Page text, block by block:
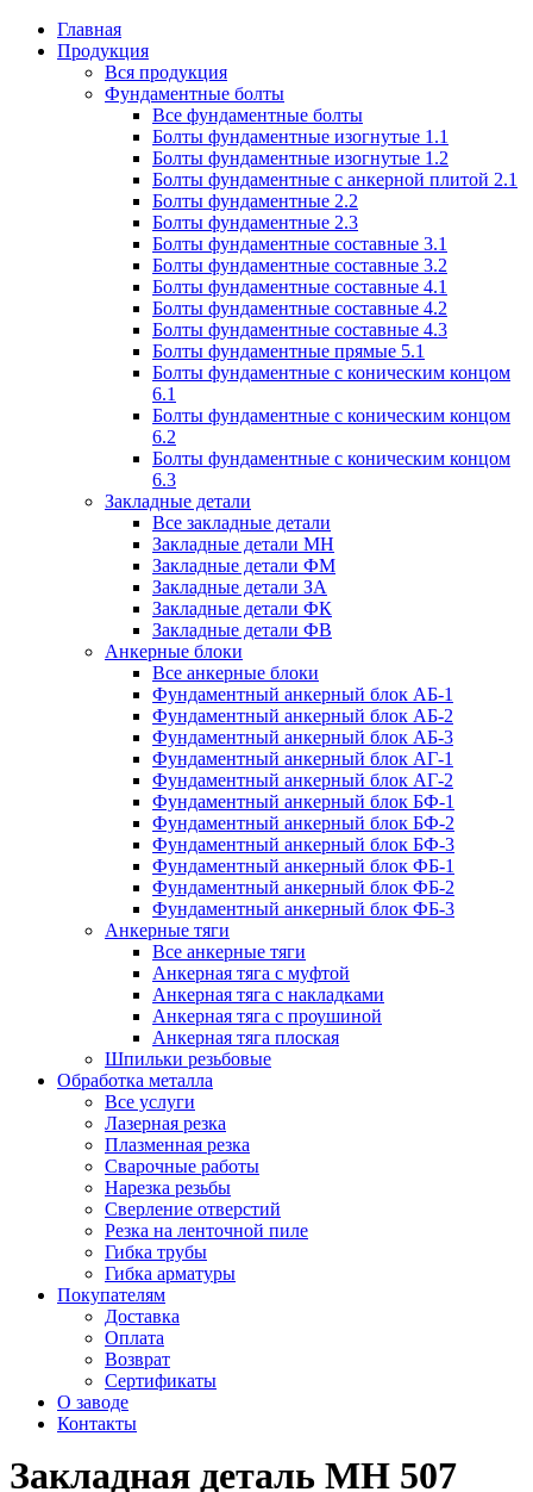
Главная
Продукция
Вся продукция
Фундаментные болты
Все фундаментные болты
Болты фундаментные изогнутые 1.1
Болты фундаментные изогнутые 1.2
Болты фундаментные с анкерной плитой 2.1
Болты фундаментные 2.2
Болты фундаментные 2.3
Болты фундаментные составные 3.1
Болты фундаментные составные 3.2
Болты фундаментные составные 4.1
Болты фундаментные составные 4.2
Болты фундаментные составные 4.3
Болты фундаментные прямые 5.1
Болты фундаментные с коническим концом
6.1
Болты фундаментные с коническим концом
6.2
Болты фундаментные с коническим концом
6.3
Закладные детали
Все закладные детали
Закладные детали МН
Закладные детали ФМ
Закладные детали ЗА
Закладные детали ФК
Закладные детали ФВ
Анкерные блоки
Все анкерные блоки
Фундаментный анкерный блок АБ-1
Фундаментный анкерный блок АБ-2
Фундаментный анкерный блок АБ-3
Фундаментный анкерный блок АГ-1
Фундаментный анкерный блок АГ-2
Фундаментный анкерный блок БФ-1
Фундаментный анкерный блок БФ-2
Фундаментный анкерный блок БФ-3
Фундаментный анкерный блок ФБ-1
Фундаментный анкерный блок ФБ-2
Фундаментный анкерный блок ФБ-3
Анкерные тяги
Все анкерные тяги
Анкерная тяга с муфтой
Анкерная тяга с накладками
Анкерная тяга с проушиной
Анкерная тяга плоская
Шпильки резьбовые
Обработка металла
Все услуги
Лазерная резка
Плазменная резка
Сварочные работы
Нарезка резьбы
Сверление отверстий
Резка на ленточной пиле
Гибка трубы
Гибка арматуры
Покупателям
Доставка
Оплата
Возврат
Сертификаты
О заводе
Контакты
Закладная деталь МН 507